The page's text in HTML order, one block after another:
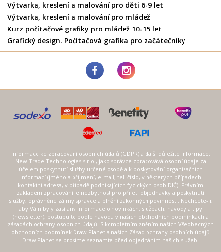
Výtvarka, kreslení a malování pro děti 6-9 let
Výtvarka, kreslení a malování pro mládež
Kurz počítačové grafiky pro mládež 10-15 let
Grafický design. Počítačová grafika pro začátečníky
Informace ke zpracování osobních údajů (GDPR) a další důležité informace:
New Trade Technologies s.r.o., jako správce zpracovává osobní údaje za
účelem poskytnutí služby určené osobě a k poskytování organizačních
informací (jméno a příjmení, e-mail, tel. číslo, v některých případech
kontaktní adresa, v případě podnikajících fyzických osob DIČ). Právním
základem zpracování je nezbytnost pro přijetí objednávky a poskytnutí
služby, oprávněné zájmy správce a plnění zákonných povinností. Nechcete-li,
aby Vám byly zasílány informace o novinkách, službách, návody a tipy
(newsletter), postupujte podle návodu v našich obchodních podmínkách a
zásadách ochrany osobních údajů. S kompletním zněním našich Všeobecných
obchodních podmínek Draw Planet a našich Zásad ochrany osobních údajů
Draw Planet se prosíme seznamte před objednáním našich služeb.